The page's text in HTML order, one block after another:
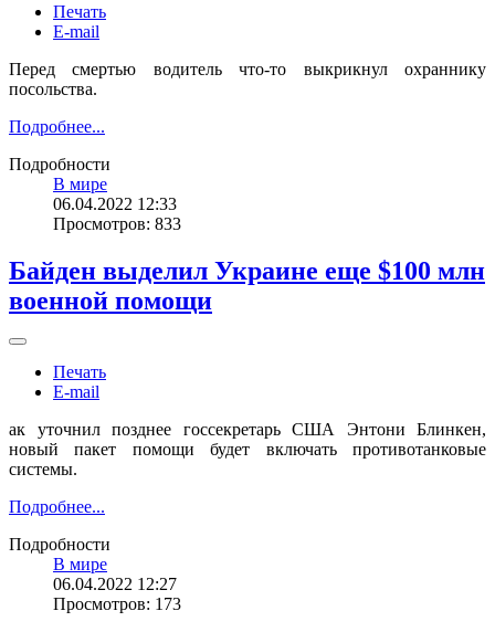
Печать
E-mail
Перед смертью водитель что-то выкрикнул охраннику
посольства.
Подробнее...
Подробности
В мире
06.04.2022 12:33
Просмотров: 833
Байден выделил Украине еще $100 млн
военной помощи
Печать
E-mail
ак уточнил позднее госсекретарь США Энтони Блинкен,
новый пакет помощи будет включать противотанковые
системы.
Подробнее...
Подробности
В мире
06.04.2022 12:27
Просмотров: 173